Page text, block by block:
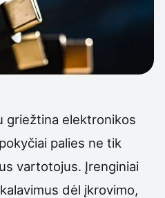
griežtina elektronikos
palies ne tik
vartotojus. Įrenginiai
dėl įkrovimo,